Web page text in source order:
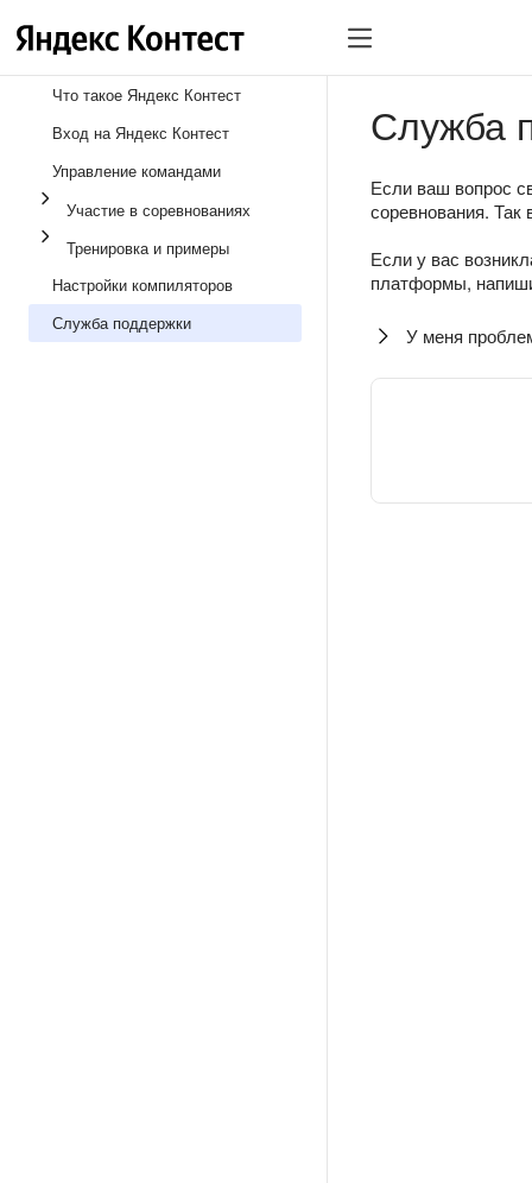
Что такое Яндекс Контест
Вход на Яндекс Контест
Управление командами
Участие в соревнованиях
Тренировка и примеры
Настройки компиляторов
Служба поддержки
Служба
Если ваш вопрос
соревнования. Так
Если у вас
платформы,
У меня